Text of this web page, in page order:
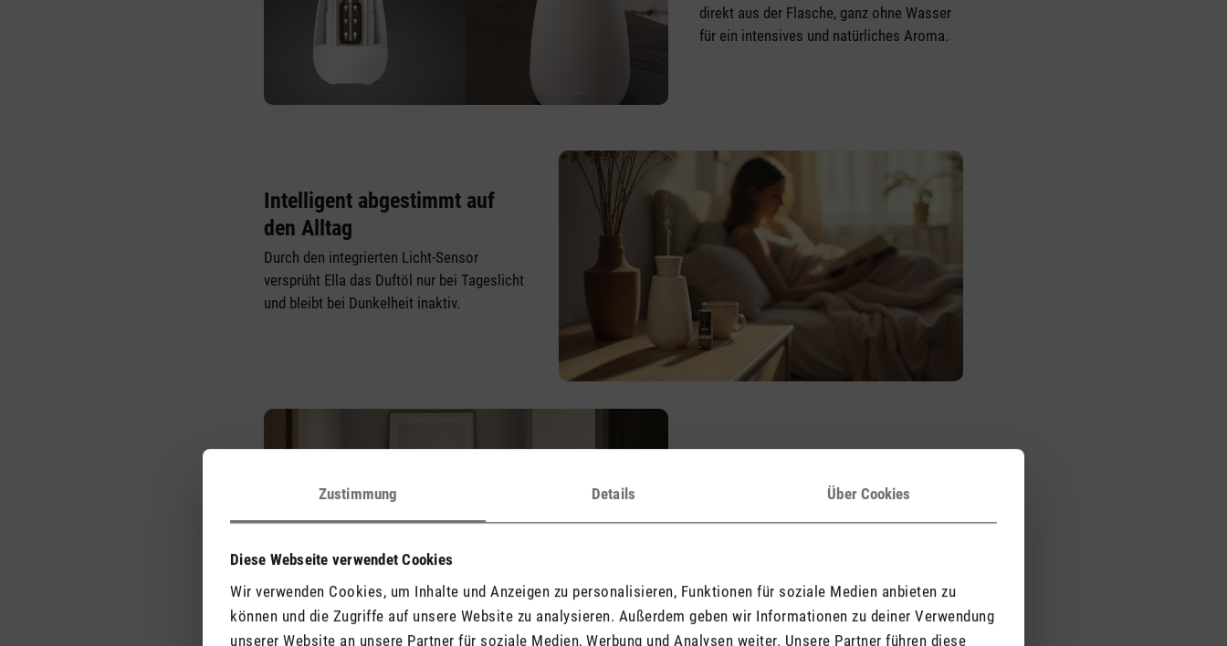
Zustimmung Details Über Cookies
Diese Webseite verwendet Cookies
Wir verwenden Cookies, um Inhalte und Anzeigen zu personalisieren, Funktionen für soziale Medien anbieten zu
können und die Zugriffe auf unsere Website zu analysieren. Außerdem geben wir Informationen zu deiner Verwendung
unserer Website an unsere Partner für soziale Medien, Werbung und Analysen weiter. Unsere Partner führen diese
direkt aus der Flasche, ganz ohne Wasser
für ein intensives und natürliches Aroma.
Intelligent abgestimmt auf
den Alltag
Durch den integrierten Licht-Sensor
versprüht Ella das Duftöl nur bei Tageslicht
und bleibt bei Dunkelheit inaktiv.
Die lange Akku-Laufzeit von rund 10 Tagen